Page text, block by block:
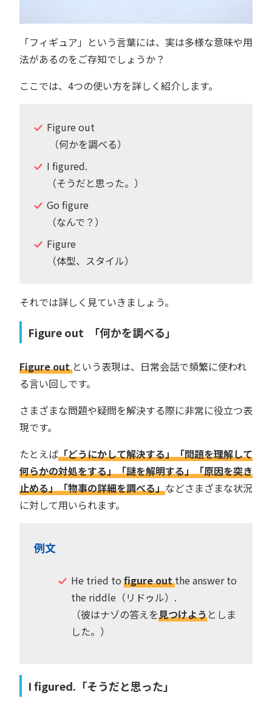
「フィギュア」という言葉には、実は多様な意味や用
法があるのをご存知でしょうか？
ここでは、4つの使い方を詳しく紹介します。
Figure out
（何かを調べる）
I figured.
（そうだと思った。）
Go figure
（なんで？）
Figure
（体型、スタイル）
それでは詳しく見ていきましょう。
Figure out 「何かを調べる」
Figure outという表現は、日常会話で頻繁に使われ
る言い回しです。
さまざまな問題や疑問を解決する際に非常に役立つ表
現です。
たとえば「どうにかして解決する」「問題を理解して
何らかの対処をする」「謎を解明する」「原因を突き
止める」「物事の詳細を調べる」などさまざまな状況
に対して用いられます。
例文
He tried to figure outthe answer to
the riddle（リドゥル）.
（彼はナゾの答えを見つけようとしま
した。）
I figured.「そうだと思った」